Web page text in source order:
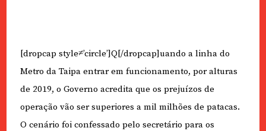
[dropcap style≠’circle’]Q[/dropcap]uando a linha do
Metro da Taipa entrar em funcionamento, por alturas
de 2019, o Governo acredita que os prejuízos de
operação vão ser superiores a mil milhões de patacas.
O cenário foi confessado pelo secretário para os